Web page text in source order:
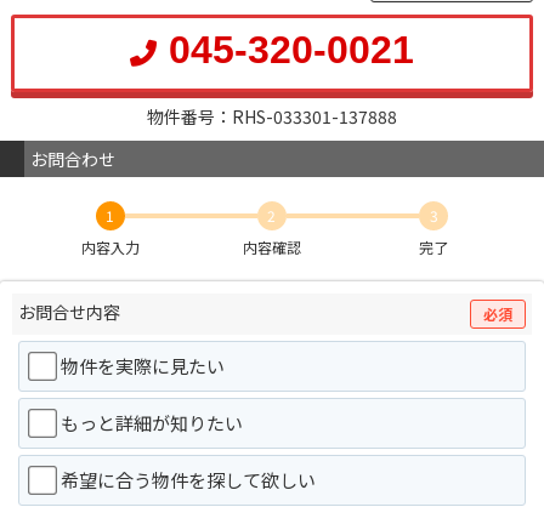
045-320-0021
物件番号：RHS-033301-137888
お問合わせ
1
内容入力
2
内容確認
3
完了
お問合せ内容 必須
物件を実際に見たい
もっと詳細が知りたい
希望に合う物件を探して欲しい